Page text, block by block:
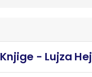
Knjige - Lujza Hej